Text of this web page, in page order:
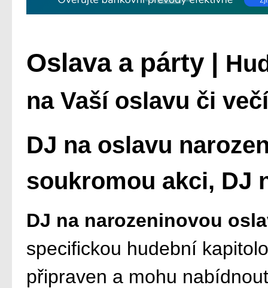
Oslava a párty |
na Vaší oslavu či
DJ na oslavu
soukromou akci, DJ
DJ na narozeninovou
specifickou hudební
připraven a mohu